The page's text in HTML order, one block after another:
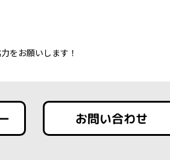
をお願いします！
お問い合わせ